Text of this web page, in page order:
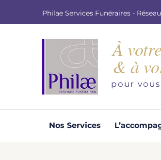
Philae Services Funéraires -
À
& à
pour
Nos Services